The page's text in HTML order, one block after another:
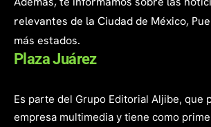
relevantes de la Ciudad de México,
más estados.
Plaza Juárez
Es parte del Grupo Editorial Aljibe, que
empresa multimedia y tiene como